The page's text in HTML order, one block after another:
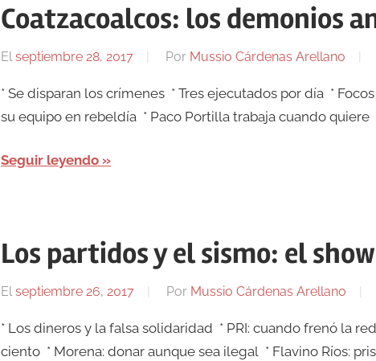
Coatzacoalcos: los demonios
El septiembre 28, 2017 Por Mussio Cárdenas Arellano
* Se disparan los crímenes * Tres ejecutados por día *
su equipo en rebeldía * Paco Portilla trabaja cuando quiere
Seguir leyendo
Los partidos y el sismo: el
Elseptiembre 26, 2017 Por Mussio Cárdenas Arellano
* Los dineros y la falsa solidaridad * PRI: cuando frenó la
ciento * Morena: donar aunque sea ilegal * Flavino Ríos: